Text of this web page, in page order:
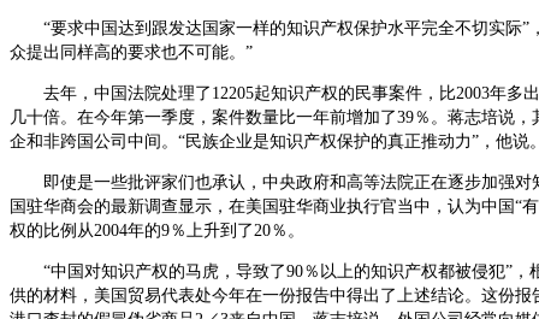
“要求中国达到跟发达国家一样的知识产权保护水平完全不切实际”
众提出同样高的要求也不可能。”
去年，中国法院处理了12205起知识产权的民事案件，比2003年多
几十倍。在今年第一季度，案件数量比一年前增加了39％。蒋志培说，
企和非跨国公司中间。“民族企业是知识产权保护的真正推动力”，他说
即使是一些批评家们也承认，中央政府和高等法院正在逐步加强对
国驻华商会的最新调查显示，在美国驻华商业执行官当中，认为中国“
权的比例从2004年的9％上升到了20％。
“中国对知识产权的马虎，导致了90％以上的知识产权都被侵犯”，
供的材料，美国贸易代表处今年在一份报告中得出了上述结论。这份报